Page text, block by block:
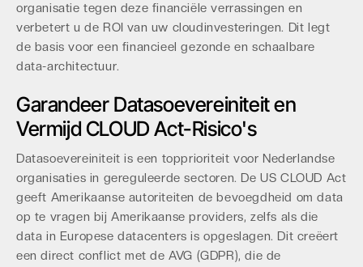
organisatie tegen deze financiële verrassingen en
verbetert u de ROI van uw cloudinvesteringen. Dit legt
de basis voor een financieel gezonde en schaalbare
data-architectuur.
Garandeer Datasoevereiniteit en
Vermijd CLOUD Act-Risico's
Datasoevereiniteit is een topprioriteit voor Nederlandse
organisaties in gereguleerde sectoren. De US CLOUD Act
geeft Amerikaanse autoriteiten de bevoegdheid om data
op te vragen bij Amerikaanse providers, zelfs als die
data in Europese datacenters is opgeslagen. Dit creëert
een direct conflict met de AVG (GDPR), die de